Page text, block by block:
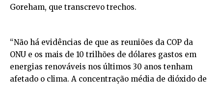
Goreham, que transcrevo trechos.
“Não há evidências de que as reuniões da COP da
ONU e os mais de 10 trilhões de dólares gastos em
energias renováveis nos últimos 30 anos tenham
afetado o clima. A concentração média de dióxido de